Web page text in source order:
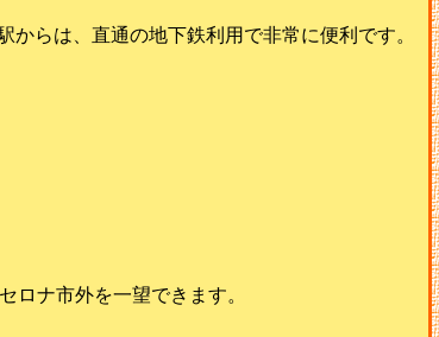
らは、直通の地下鉄利用で非常に便利です。
ロナ市外を一望できます。